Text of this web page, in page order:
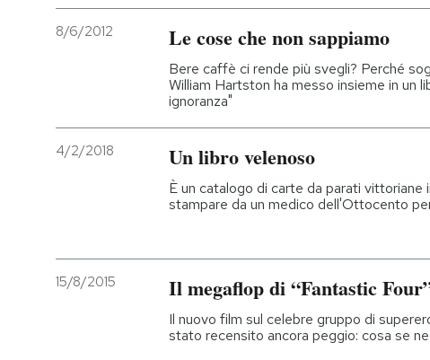
8/6/2012 Le cose che non sappiamo
Bere caffè ci rende più svegli? Perché
William Hartston ha messo insieme in un
ignoranza"
4/2/2018 Un libro velenoso
È un catalogo di carte da parati
stampare da un medico dell'Ottocento
15/8/2015 Il megaflop di “Fantastic
Il nuovo film sul celebre gruppo di
stato recensito ancora peggio: cosa se